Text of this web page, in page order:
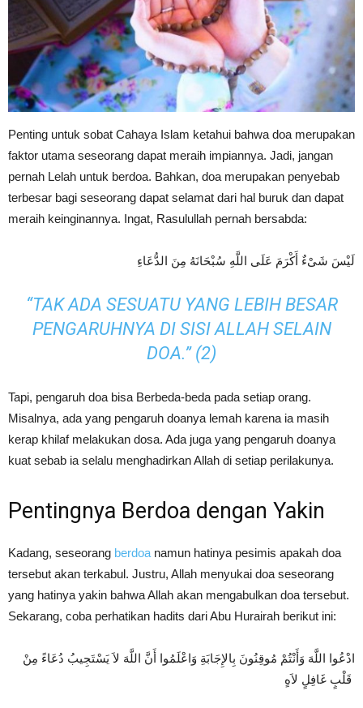
Penting untuk sobat Cahaya Islam ketahui bahwa doa merupakan
faktor utama seseorang dapat meraih impiannya. Jadi, jangan
pernah Lelah untuk berdoa. Bahkan, doa merupakan penyebab
terbesar bagi seseorang dapat selamat dari hal buruk dan dapat
meraih keinginannya. Ingat, Rasulullah pernah bersabda:
لَيْسَ شَىْءٌ أَكْرَمَ عَلَى اللَّهِ سُبْحَانَهُ مِنَ الدُّعَاءِ
“TAK ADA SESUATU YANG LEBIH BESAR
PENGARUHNYA DI SISI ALLAH SELAIN
DOA.” (2)
Tapi, pengaruh doa bisa Berbeda-beda pada setiap orang.
Misalnya, ada yang pengaruh doanya lemah karena ia masih
kerap khilaf melakukan dosa. Ada juga yang pengaruh doanya
kuat sebab ia selalu menghadirkan Allah di setiap perilakunya.
Pentingnya Berdoa dengan Yakin
Kadang, seseorang berdoa namun hatinya pesimis apakah doa
tersebut akan terkabul. Justru, Allah menyukai doa seseorang
yang hatinya yakin bahwa Allah akan mengabulkan doa tersebut.
Sekarang, coba perhatikan hadits dari Abu Hurairah berikut ini:
ادْعُوا اللَّهَ وَأَنْتُمْ مُوقِنُونَ بِالإِجَابَةِ وَاعْلَمُوا أَنَّ اللَّهَ لاَ يَسْتَجِيبُ دُعَاءً مِنْ